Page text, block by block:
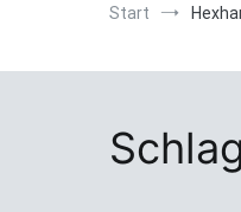
Start